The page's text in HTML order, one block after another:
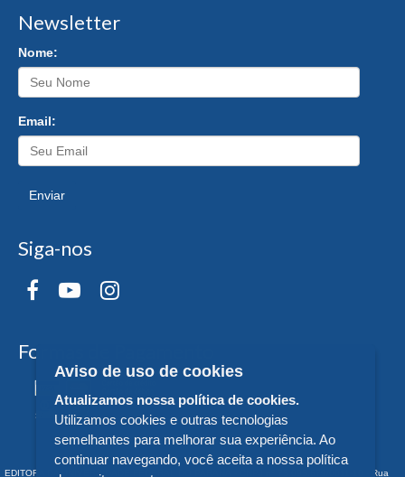
Newsletter
Nome:
Email:
Enviar
Siga-nos
Formas de Pagamento
EDITORA DA UNIVERSIDADE FEDERAL DO PARANÁ - CNPJ n° 75.095.679/0011-10 - Rua
Aviso de uso de cookies
Atualizamos nossa política de cookies.
Utilizamos cookies e outras tecnologias
semelhantes para melhorar sua experiência. Ao
continuar navegando, você aceita a nossa política